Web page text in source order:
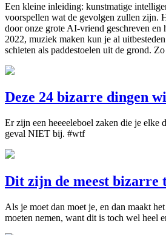
Een kleine inleiding: kunstmatige
voorspellen wat de gevolgen zullen zijn.
door onze grote AI-vriend geschreven en
2022, muziek maken kun je al
schieten als paddestoelen uit de grond.
Deze 24 bizarre dingen
Er zijn een heeeeleboel zaken die je
geval NIET bij. #wtf
Dit zijn de meest bizarre
Als je moet dan moet je, en dan maakt
moeten nemen, want dit is toch wel heel